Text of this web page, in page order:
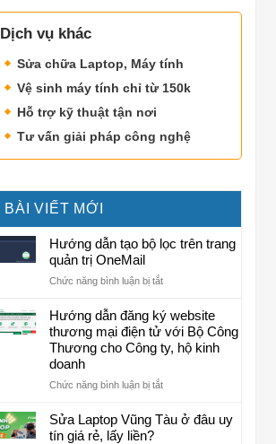
Dịch vụ khác
Sửa chữa Laptop, Máy tính
Vệ sinh máy tính chỉ từ 150k
Hỗ trợ kỹ thuật tận nơi
Tư vấn giải pháp công nghệ
BÀI VIẾT MỚI
Hướng dẫn tạo bộ lọc trên trang
quản trị OneMail
Chức năng bình luận bị tắtở
dẫn
tạo
lọc
trang
trị
Hướng dẫn đăng ký website
thương mại điện tử với Bộ Công
Thương cho Công ty, hộ kinh
doanh
Chức năng bình luận bị tắtở
dẫn
Sửa Laptop Vũng Tàu ở đâu uy
tín giá rẻ, lấy liền?